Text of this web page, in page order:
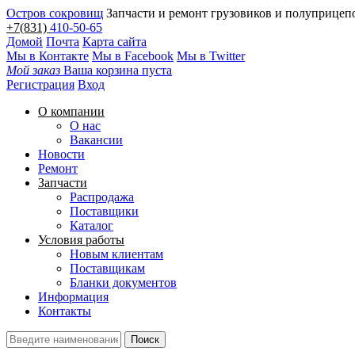
Остров сокровищ Запчасти и ремонт грузовиков и
+7(831) 410-50-65
Домой Почта Карта сайта
Мы в Контакте Мы в Facebook Мы в Twitter
Мой заказ Ваша корзина пуста
Регистрация Вход
О компании
О нас
Вакансии
Новости
Ремонт
Запчасти
Распродажа
Поставщики
Каталог
Условия работы
Новым клиентам
Поставщикам
Бланки документов
Информация
Контакты